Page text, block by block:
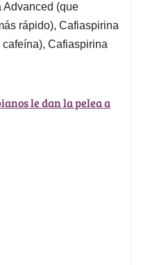
Advanced (que
rápido), Cafiaspirina
Cafiaspirina
le dan la pelea a